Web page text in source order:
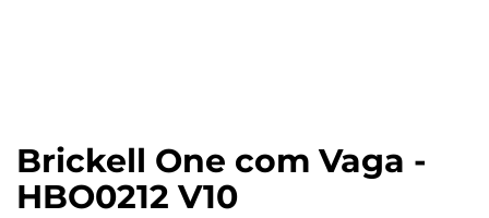
Brickell One com Vaga -
HBO0212 V10